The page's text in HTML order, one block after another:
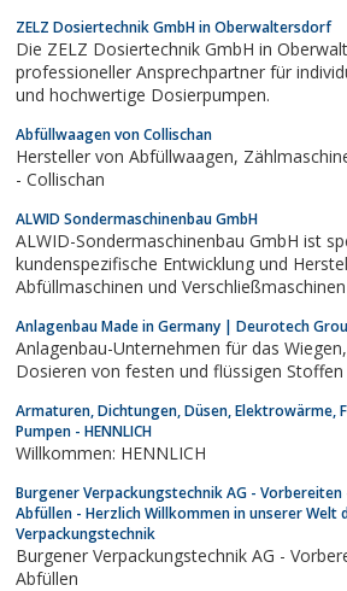
mit unserem Fachwis ...
ZELZ Dosiertechnik GmbH in Oberwaltersdorf
Die ZELZ Dosiertechnik GmbH in
professioneller Ansprechpartner für
und hochwertige Dosierpumpen.
Abfüllwaagen von Collischan
Hersteller von Abfüllwaagen, Zählmaschinen und Kontrollwaagen
- Collischan
ALWID Sondermaschinenbau GmbH
ALWID-Sondermaschinenbau GmbH ist
kundenspezifische Entwicklung und
Abfüllmaschinen und
Anlagenbau Made in Germany | Deurotech
Anlagenbau-Unternehmen für das Wiegen, Mischen, Fördern und
Dosieren von festen und flüssigen
Armaturen, Dichtungen, Düsen, Elektrowärme,
Pumpen - HENNLICH
Willkommen: HENNLICH
Burgener Verpackungstechnik AG - Vorbereiten
Abfüllen - Herzlich Willkommen in unserer Welt
Verpackungstechnik
Burgener Verpackungstechnik AG -
Abfüllen